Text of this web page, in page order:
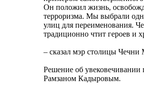
Он положил жизнь,
терроризма. Мы выбрали
улиц для переименования.
традиционно чтит героев и
– сказал мэр столицы
Решение об увековечивании
Рамзаном Кадыровым.